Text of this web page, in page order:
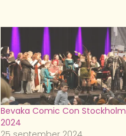
Bevaka Comic Con Stockholm
2024